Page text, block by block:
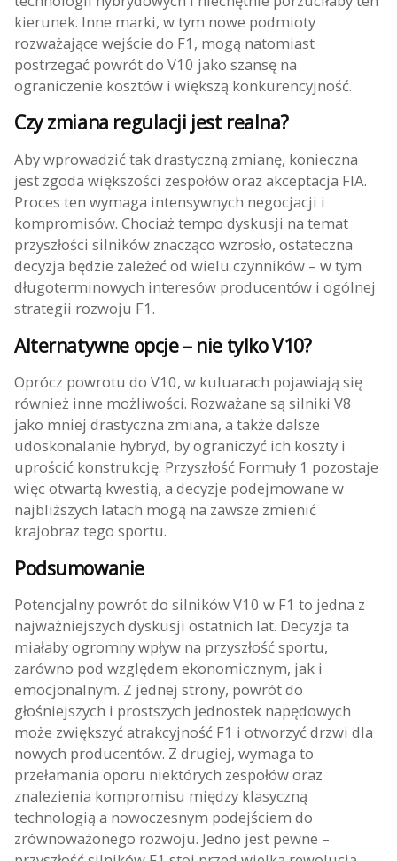
kierunek. Inne marki, w tym nowe podmioty
rozważające wejście do F1, mogą natomiast
postrzegać powrót do V10 jako szansę na
ograniczenie kosztów i większą konkurencyjność.
Czy zmiana regulacji jest realna?
Aby wprowadzić tak drastyczną zmianę, konieczna
jest zgoda większości zespołów oraz akceptacja FIA.
Proces ten wymaga intensywnych negocjacji i
kompromisów. Chociaż tempo dyskusji na temat
przyszłości silników znacząco wzrosło, ostateczna
decyzja będzie zależeć od wielu czynników – w tym
długoterminowych interesów producentów i ogólnej
strategii rozwoju F1.
Alternatywne opcje – nie tylko V10?
Oprócz powrotu do V10, w kuluarach pojawiają się
również inne możliwości. Rozważane są silniki V8
jako mniej drastyczna zmiana, a także dalsze
udoskonalanie hybryd, by ograniczyć ich koszty i
uprościć konstrukcję. Przyszłość Formuły 1 pozostaje
więc otwartą kwestią, a decyzje podejmowane w
najbliższych latach mogą na zawsze zmienić
krajobraz tego sportu.
Podsumowanie
Potencjalny powrót do silników V10 w F1 to jedna z
najważniejszych dyskusji ostatnich lat. Decyzja ta
miałaby ogromny wpływ na przyszłość sportu,
zarówno pod względem ekonomicznym, jak i
emocjonalnym. Z jednej strony, powrót do
głośniejszych i prostszych jednostek napędowych
może zwiększyć atrakcyjność F1 i otworzyć drzwi dla
nowych producentów. Z drugiej, wymaga to
przełamania oporu niektórych zespołów oraz
znalezienia kompromisu między klasyczną
technologią a nowoczesnym podejściem do
zrównoważonego rozwoju. Jedno jest pewne –